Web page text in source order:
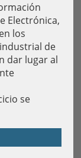
Electrónica,
los
de
dar lugar al
se